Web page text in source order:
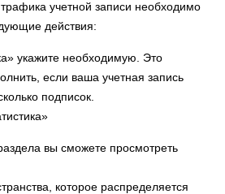
учетной записи необходимо
действия:
укажите необходимую. Это
если ваша учетная запись
подписок.
вы сможете просмотреть
которое распределяется